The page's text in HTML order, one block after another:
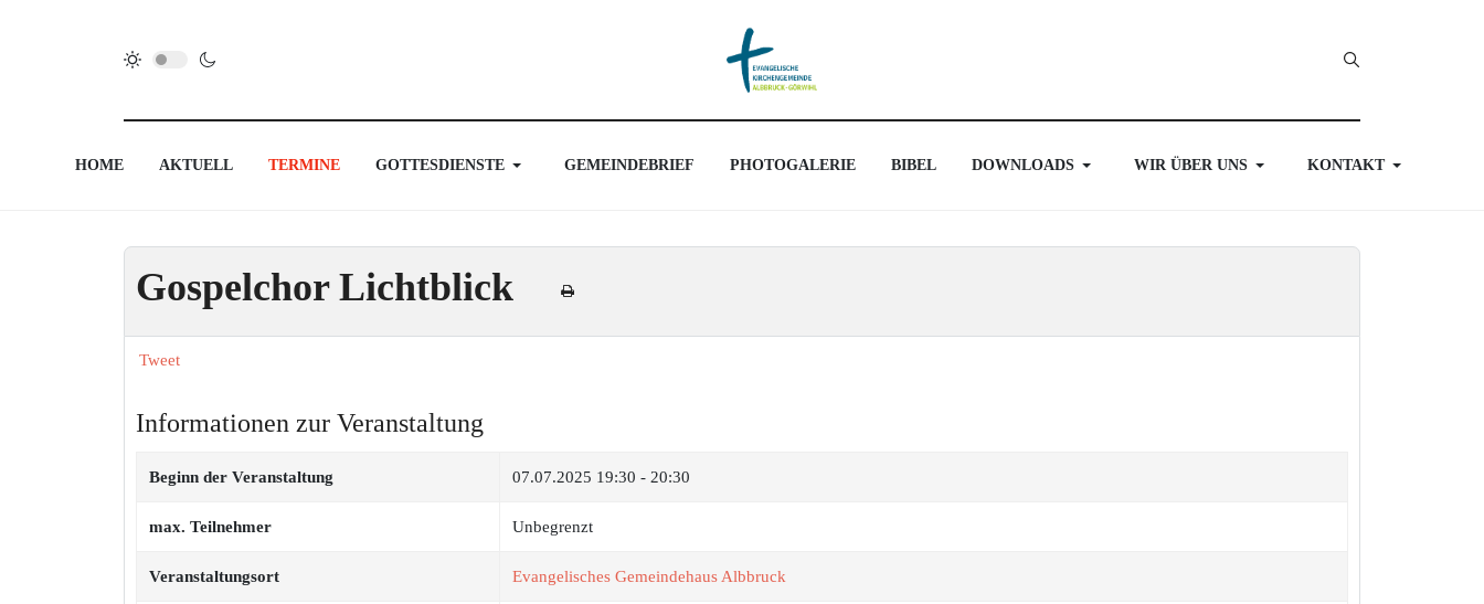
HOME AKTUELL TERMINE GOTTESDIENSTE GEMEINDEBRIEF PHOTOGALERIE BIBEL DOWNLOADS WIR ÜBER UNS KONTAKT
Gospelchor Lichtblick
Tweet
Informationen zur Veranstaltung
Beginn der Veranstaltung 07.07.2025 19:30 - 20:30
max. Teilnehmer Unbegrenzt
Veranstaltungsort Evangelisches Gemeindehaus Albbruck